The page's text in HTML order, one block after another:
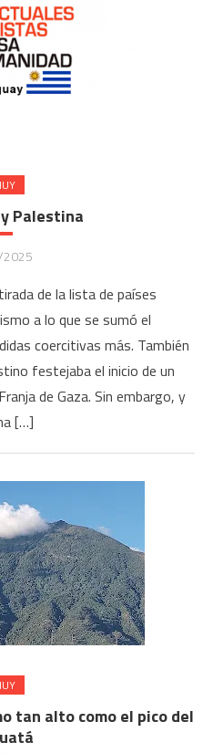
Palestina
de la lista de países
a lo que se sumó el
coercitivas más. También
festejaba el inicio de un
de Gaza. Sin embargo, y
[…]
tan alto como el pico del